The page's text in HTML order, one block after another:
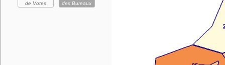
de Votes
des Bureaux